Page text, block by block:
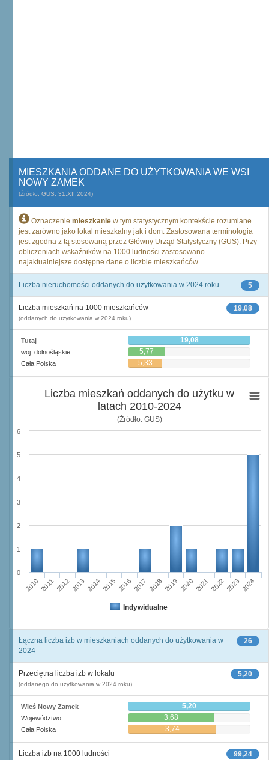
MIESZKANIA ODDANE DO UŻYTKOWANIA WE WSI
NOWY ZAMEK
(Źródło: GUS, 31.XII.2024)
Oznaczenie mieszkanie w tym statystycznym kontekście rozumiane
jest zarówno jako lokal mieszkalny jak i dom. Zastosowana terminologia
jest zgodna z tą stosowaną przez Główny Urząd Statystyczny (GUS). Przy
obliczeniach wskaźników na 1000 ludności zastosowano
najaktualniejsze dostępne dane o liczbie mieszkańców.
5
Liczba nieruchomości oddanych do użytkowania w 2024 roku
19,08
Liczba mieszkań na 1000 mieszkańców
(oddanych do użytkowania w 2024 roku)
Tutaj 19,08
woj. dolnośląskie 5,77
Cała Polska 5,33
Liczba mieszkań oddanych do użytku w
latach 2010-2024
(Źródło: GUS)
Indywidualne
2010 201120122013 2014 2015 2016 2017 2018 2019 2020 202120222023 2024
0
1
2
3
4
5
6
26
Łączna liczba izb w mieszkaniach oddanych do użytkowania w
2024
5,20
Przeciętna liczba izb w lokalu
(oddanego do użytkowania w 2024 roku)
Wieś Nowy Zamek 5,20
Województwo 3,68
Cała Polska 3,74
99,24
Liczba izb na 1000 ludności